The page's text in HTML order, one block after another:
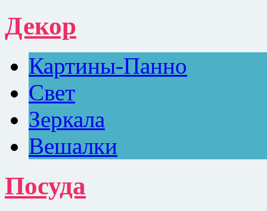
Декор
Картины-Панно
Свет
Зеркала
Вешалки
Посуда